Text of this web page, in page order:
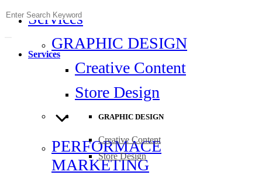
Skip
Services
GRAPHIC DESIGN
Creative Content
Store Design
Services
GRAPHIC DESIGN
Creative Content
Store Design
PERFORMACE
MARKETING
Search